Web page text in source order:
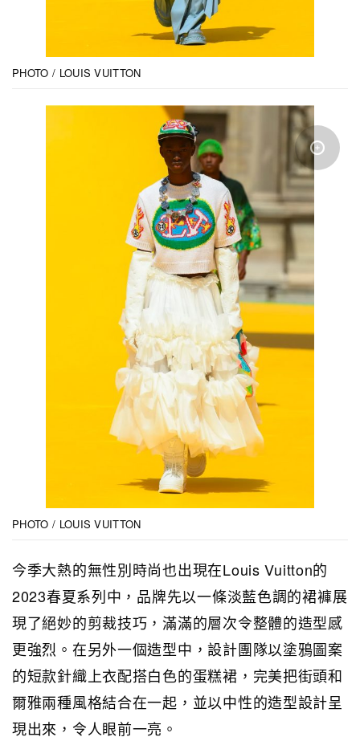
PHOTO / LOUIS VUITTON
PHOTO / LOUIS VUITTON
今季大熱的無性別時尚也出現在Louis Vuitton的
2023春夏系列中，品牌先以一條淡藍色調的裙褲展
現了絕妙的剪裁技巧，滿滿的層次令整體的造型感
更強烈。在另外一個造型中，設計團隊以塗鴉圖案
的短款針織上衣配搭白色的蛋糕裙，完美把街頭和
爾雅兩種風格結合在一起，並以中性的造型設計呈
現出來，令人眼前一亮。